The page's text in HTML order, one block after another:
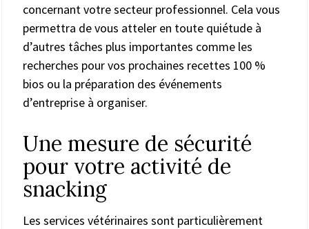
concernant votre secteur professionnel. Cela vous
permettra de vous atteler en toute quiétude à
d’autres tâches plus importantes comme les
recherches pour vos prochaines recettes 100 %
bios ou la préparation des événements
d’entreprise à organiser.
Une mesure de sécurité
pour votre activité de
snacking
Les services vétérinaires sont particulièrement